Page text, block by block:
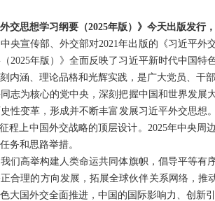
交思想学习纲要（2025年版）》今天出版发行
央宣传部、外交部对2021年出版的《习近平
2025年版）》全面反映了习近平新时代中国
内涵、理论品格和光辉实践，是广大党员、干
志为核心的党中央，深刻把握中国和世界发
性变革，形成并不断丰富发展习近平外交思
程上中国外交战略的顶层设计。2025年中央
务和思路举措。
们高举构建人类命运共同体旗帜，倡导平等
合理的方向发展，拓展全球伙伴关系网络，推
大国外交全面推进，中国的国际影响力、创新